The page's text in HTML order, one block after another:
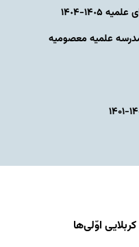
١۴٠۴
علمیه معصومیه
اوّلی‌ها